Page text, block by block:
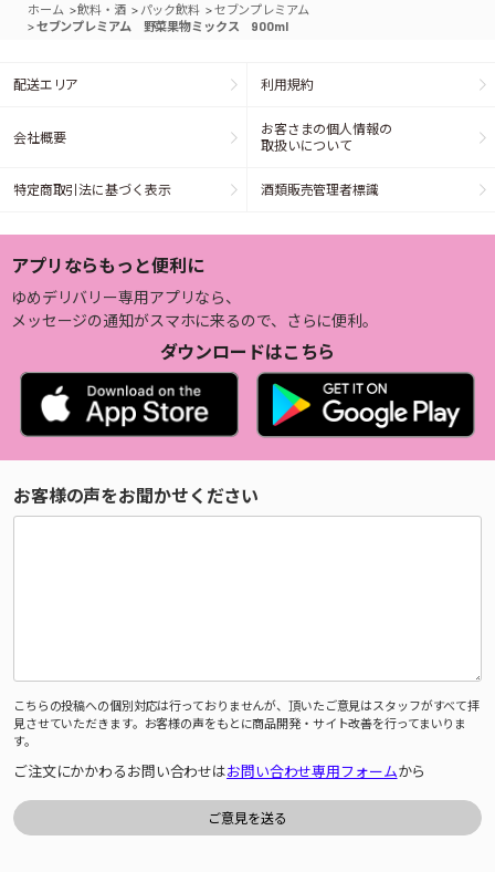
ホーム >飲料・酒 > パック飲料 >セブンプレミアム
>セブンプレミアム 野菜果物ミックス 900ml
配送エリア 利用規約
会社概要
お客さまの個人情報の
取扱いについて
特定商取引法に基づく表示 酒類販売管理者標識
アプリならもっと便利に
ゆめデリバリー専用アプリなら、
メッセージの通知がスマホに来るので、さらに便利。
ダウンロードはこちら
お客様の声をお聞かせください
こちらの投稿への個別対応は行っておりませんが、頂いたご意見はスタッフがすべて拝
見させていただきます。お客様の声をもとに商品開発・サイト改善を行ってまいりま
す。
ご注文にかかわるお問い合わせはお問い合わせ専用フォームから